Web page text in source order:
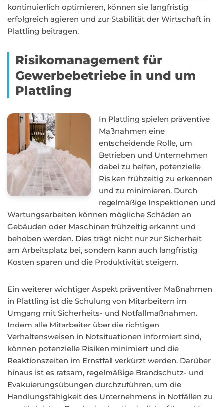
kontinuierlich optimieren, können sie langfristig
erfolgreich agieren und zur Stabilität der Wirtschaft in
Plattling beitragen.
Risikomanagement für
Gewerbebetriebe in und um
Plattling
In Plattling spielen präventive
Maßnahmen eine
entscheidende Rolle, um
Betrieben und Unternehmen
dabei zu helfen, potenzielle
Risiken frühzeitig zu erkennen
und zu minimieren. Durch
regelmäßige Inspektionen und
Wartungsarbeiten können mögliche Schäden an
Gebäuden oder Maschinen frühzeitig erkannt und
behoben werden. Dies trägt nicht nur zur Sicherheit
am Arbeitsplatz bei, sondern kann auch langfristig
Kosten sparen und die Produktivität steigern.
Ein weiterer wichtiger Aspekt präventiver Maßnahmen
in Plattling ist die Schulung von Mitarbeitern im
Umgang mit Sicherheits- und Notfallmaßnahmen.
Indem alle Mitarbeiter über die richtigen
Verhaltensweisen in Notsituationen informiert sind,
können potenzielle Risiken minimiert und die
Reaktionszeiten im Ernstfall verkürzt werden. Darüber
hinaus ist es ratsam, regelmäßige Brandschutz- und
Evakuierungsübungen durchzuführen, um die
Handlungsfähigkeit des Unternehmens in Notfällen zu